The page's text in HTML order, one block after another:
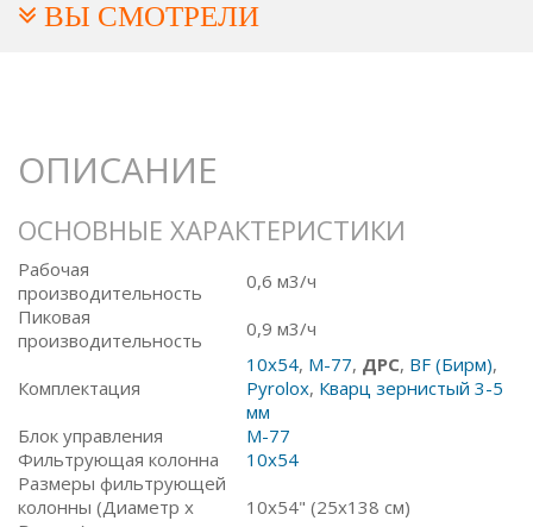
ВЫ СМОТРЕЛИ
ОПИСАНИЕ
ОСНОВНЫЕ ХАРАКТЕРИСТИКИ
Рабочая
производительность
0,6 м3/ч
Пиковая
производительность
0,9 м3/ч
Комплектация
10x54, M-77, ДРС, BF (Бирм),
Pyrolox, Кварц зернистый 3-5
мм
Блок управления
M-77
Фильтрующая колонна
10x54
Размеры фильтрующей
колонны (Диаметр х
10х54" (25х138 см)